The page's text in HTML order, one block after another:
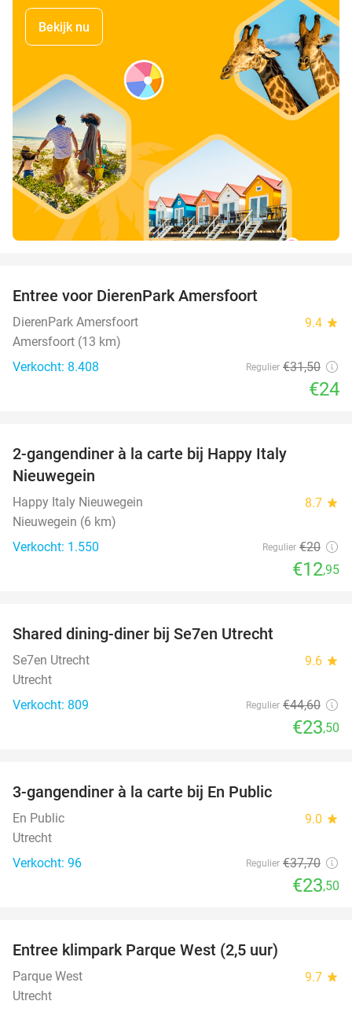
Bekijk nu
Entree voor DierenPark Amersfoort
DierenPark Amersfoort 9.4 star
Amersfoort (13 km)
Verkocht: 8.408
Regulier €31,50
€24
2-gangendiner à la carte bij Happy Italy
Nieuwegein
Happy Italy Nieuwegein 8.7 star
Nieuwegein (6 km)
Verkocht: 1.550
Regulier €20
€12,95
Shared dining-diner bij Se7en Utrecht
Se7en Utrecht 9.6 star
Utrecht
Verkocht: 809
Regulier €44,60
€23,50
3-gangendiner à la carte bij En Public
En Public 9.0 star
Utrecht
Verkocht: 96
Regulier €37,70
€23,50
Entree klimpark Parque West (2,5 uur)
Parque West 9.7 star
Utrecht